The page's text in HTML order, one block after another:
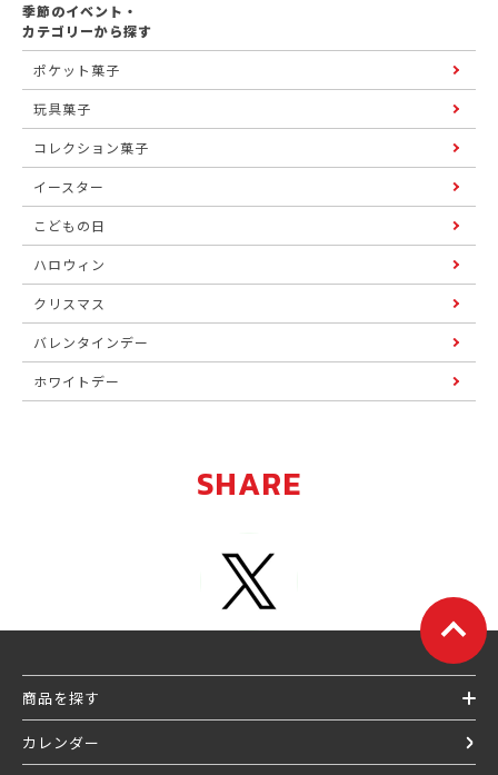
季節のイベント・
カテゴリーから探す
ポケット菓子
玩具菓子
コレクション菓子
イースター
こどもの日
ハロウィン
クリスマス
バレンタインデー
ホワイトデー
SHARE
商品を探す
カレンダー